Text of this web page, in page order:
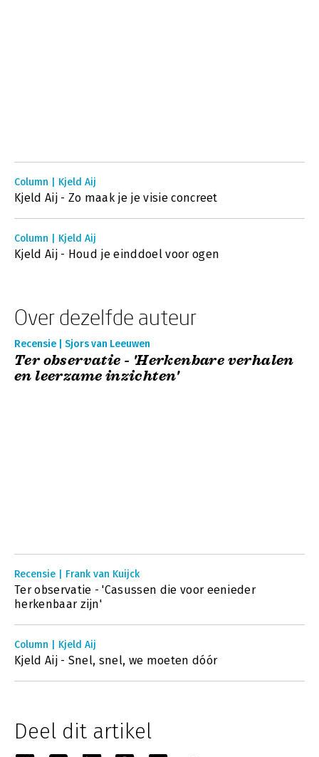
Column | Kjeld Aij
Kjeld Aij - Zo maak je je visie concreet
Column | Kjeld Aij
Kjeld Aij - Houd je einddoel voor ogen
Over dezelfde auteur
Recensie | Sjors van Leeuwen
Ter observatie - 'Herkenbare verhalen
en leerzame inzichten'
Recensie | Frank van Kuijck
Ter observatie - 'Casussen die voor eenieder
herkenbaar zijn'
Column | Kjeld Aij
Kjeld Aij - Snel, snel, we moeten dóór
Deel dit artikel